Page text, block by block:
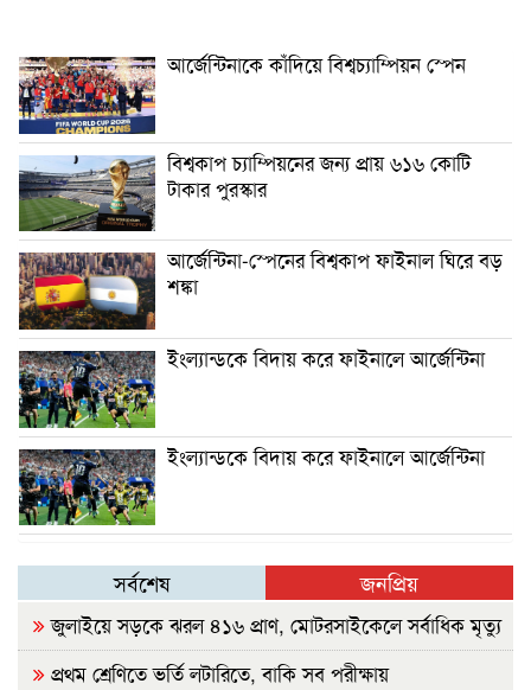
আর্জেন্টিনাকে কাঁদিয়ে বিশ্বচ্যাম্পিয়ন স্পেন
বিশ্বকাপ চ্যাম্পিয়নের জন্য প্রায় ৬১৬ কোটি
টাকার পুরস্কার
আর্জেন্টিনা-স্পেনের বিশ্বকাপ ফাইনাল ঘিরে বড়
শঙ্কা
ইংল্যান্ডকে বিদায় করে ফাইনালে আর্জেন্টিনা
ইংল্যান্ডকে বিদায় করে ফাইনালে আর্জেন্টিনা
সর্বশেষ জনপ্রিয়
জুলাইয়ে সড়কে ঝরল ৪১৬ প্রাণ, মোটরসাইকেলে সর্বাধিক মৃত্যু
প্রথম শ্রেণিতে ভর্তি লটারিতে, বাকি সব পরীক্ষায়